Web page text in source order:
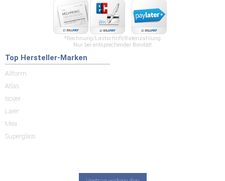
*Rechnung/Lastschrift/Ratenzahlung
Nur bei entsprechender Bonität!
Top Hersteller-Marken
Allform
Atlas
Isover
Laier
Mea
Superglass